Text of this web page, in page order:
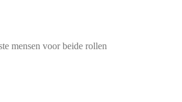
mensen voor beide rollen